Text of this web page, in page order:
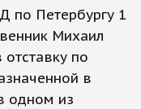
по Петербургу 1
Михаил
по
в
одном из